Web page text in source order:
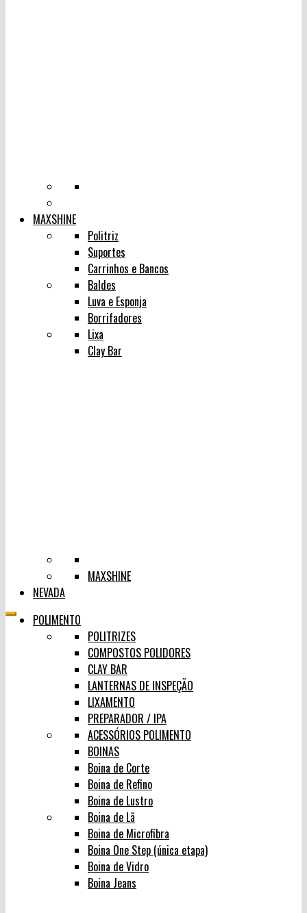
MAXSHINE
Politriz
Suportes
Carrinhos e Bancos
Baldes
Luva e Esponja
Borrifadores
Lixa
Clay Bar
MAXSHINE
NEVADA
POLIMENTO
POLITRIZES
COMPOSTOS POLIDORES
CLAY BAR
LANTERNAS DE INSPEÇÃO
LIXAMENTO
PREPARADOR / IPA
ACESSÓRIOS POLIMENTO
BOINAS
Boina de Corte
Boina de Refino
Boina de Lustro
Boina de Lã
Boina de Microfibra
Boina One Step (única etapa)
Boina de Vidro
Boina Jeans